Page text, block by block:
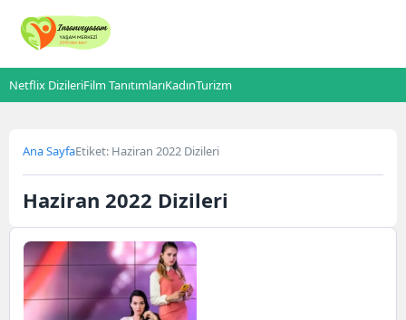
Netflix DizileriFilm TanıtımlarıKadınTurizm
Ana SayfaEtiket: Haziran 2022 Dizileri
Haziran 2022 Dizileri